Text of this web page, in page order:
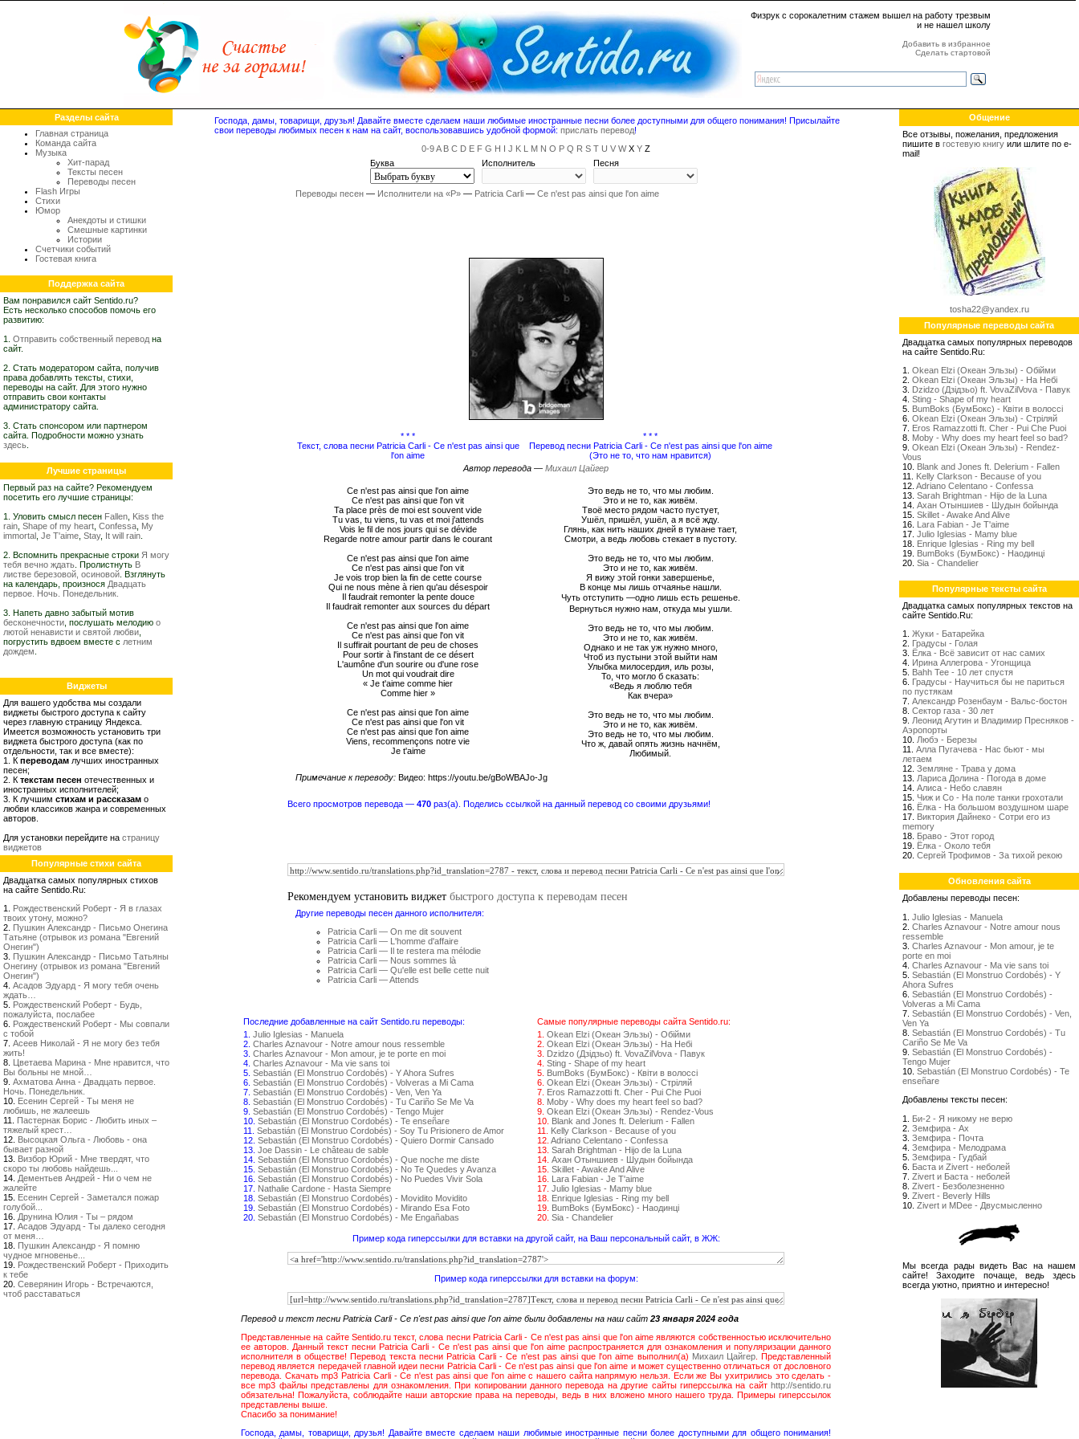
Физрук с сорокалетним стажем вышел на работу трезвым
и не нашел школу
Добавить в избранное
Сделать стартовой
Разделы сайта
Главная страница
Команда сайта
Музыка
Хит-парад
Тексты песен
Переводы песен
Flash Игры
Стихи
Юмор
Анекдоты и стишки
Смешные картинки
Истории
Счетчики событий
Гостевая книга
Поддержка сайта
Вам понравился сайт Sentido.ru?
Есть несколько способов помочь его
развитию:
1. Отправить собственный перевод на
сайт.
2. Стать модератором сайта, получив
права добавлять тексты, стихи,
переводы на сайт. Для этого нужно
отправить свои контакты
администратору сайта.
3. Стать спонсором или партнером
сайта. Подробности можно узнать
здесь
Лучшие страницы
Первый раз на сайте? Рекомендуем
посетить его лучшие страницы:
1. Уловить смысл песен Fallen Kiss the
rain Shape of my heart Confessa My
immortal Je T'aime Stay, It will rain
2. Вспомнить прекрасные строки Я могу
тебя вечно ждать . Пролистнуть В
листве березовой, осиновой . Взглянуть
на календарь, произнося Двадцать
первое. Ночь. Понедельник.
3. Напеть давно забытый мотив
бесконечности , послушать мелодию о
лютой ненависти и святой любви
погрустить вдвоем вместе с летним
дождем
Виджеты
Для вашего удобства мы создали
виджеты быстрого доступа к сайту
через главную страницу Яндекса.
Имеется возможность установить три
виджета быстрого доступа (как по
отдельности, так и все вместе):
1. К переводам лучших иностранных
песен;
2. К текстам песен отечественных и
иностранных исполнителей;
3. К лучшим стихам и рассказам о
любви классиков жанра и современных
авторов.
Для установки перейдите на страницу
виджетов
Популярные стихи сайта
Двадцатка самых популярных стихов
на сайте Sentido.Ru:
1. Рождественский Роберт - Я в глазах
твоих утону, можно?
2. Пушкин Александр - Письмо Онегина
Татьяне (отрывок из романа "Евгений
Онегин")
3. Пушкин Александр - Письмо Татьяны
Онегину (отрывок из романа "Евгений
Онегин")
4. Асадов Эдуард - Я могу тебя очень
ждать…
5. Рождественский Роберт - Будь,
пожалуйста, послабее
6. Рождественский Роберт - Мы совпали
с тобой
7. Асеев Николай - Я не могу без тебя
жить!
8. Цветаева Марина - Мне нравится, что
Вы больны не мной…
9. Ахматова Анна - Двадцать первое.
Ночь. Понедельник.
10. Есенин Сергей - Ты меня не
любишь, не жалеешь
11. Пастернак Борис - Любить иных –
тяжелый крест…
12. Высоцкая Ольга - Любовь - она
бывает разной
13. Визбор Юрий - Мне твердят, что
скоро ты любовь найдешь...
14. Дементьев Андрей - Ни о чем не
жалейте
15. Есенин Сергей - Заметался пожар
голубой...
16. Друнина Юлия - Ты – рядом
17. Асадов Эдуард - Ты далеко сегодня
от меня…
18. Пушкин Александр - Я помню
чудное мгновенье...
19. Рождественский Роберт - Приходить
к тебе
20. Северянин Игорь - Встречаются,
чтоб расставаться
Господа, дамы, товарищи, друзья! Давайте вместе сделаем наши любимые иностранные песни более доступными для общего понимания! Присылайте
свои переводы любимых песен к нам на сайт, воспользовавшись удобной формой: прислать перевод!
0-9A B C D E F G H I J K L M N O P Q R S T U V WX Y Z
Буква
Исполнитель Песня
Переводы песен— Исполнители на «P»— Patricia Carli— Ce n'est pas ainsi que l'on aime
* * *
Текст, слова песни Patricia Carli - Ce n'est pas ainsi que
l'on aime
* * *
Перевод песни Patricia Carli - Ce n'est pas ainsi que l'on aime
(Это не то, что нам нравится)
Автор перевода — Михаил Цайгер
Ce n'est pas ainsi que l'on aime
Ce n'est pas ainsi que l'on vit
Ta place près de moi est souvent vide
Tu vas, tu viens, tu vas et moi j'attends
Vois le fil de nos jours qui se dévide
Regarde notre amour partir dans le courant
Ce n'est pas ainsi que l'on aime
Ce n'est pas ainsi que l'on vit
Je vois trop bien la fin de cette course
Qui ne nous mène à rien qu'au désespoir
Il faudrait remonter la pente douce
Il faudrait remonter aux sources du départ
Ce n'est pas ainsi que l'on aime
Ce n'est pas ainsi que l'on vit
Il suffirait pourtant de peu de choses
Pour sortir à l'instant de ce désert
L'aumône d'un sourire ou d'une rose
Un mot qui voudrait dire
« Je t'aime comme hier
Comme hier »
Ce n'est pas ainsi que l'on aime
Ce n'est pas ainsi que l'on vit
Ce n'est pas ainsi que l'on aime
Viens, recommençons notre vie
Je t'aime
Это ведь не то, что мы любим.
Это и не то, как живём.
Твоё место рядом часто пустует,
Ушёл, пришёл, ушёл, а я всё жду.
Глянь, как нить наших дней в тумане тает,
Смотри, а ведь любовь стекает в пустоту.
Это ведь не то, что мы любим.
Это и не то, как живём.
Я вижу этой гонки завершенье,
В конце мы лишь отчаянье нашли.
Чуть отступить —одно лишь есть решенье.
Вернуться нужно нам, откуда мы ушли.
Это ведь не то, что мы любим.
Это и не то, как живём.
Однако и не так уж нужно много,
Чтоб из пустыни этой выйти нам
Улыбка милосердия, иль розы,
То, что могло б сказать:
«Ведь я люблю тебя
Как вчера»
Это ведь не то, что мы любим.
Это и не то, как живём.
Это ведь не то, что мы любим.
Что ж, давай опять жизнь начнём,
Любимый.
Примечание к переводу:Видео: https://youtu.be/gBoWBAJo-Jg
Всего просмотров перевода — 470 раз(а). Поделись ссылкой на данный перевод со своими друзьями!
Рекомендуем установить виджет быстрого доступа к переводам песен
Другие переводы песен данного исполнителя:
Patricia Carli — On me dit souvent
Patricia Carli — L'homme d'affaire
Patricia Carli — Il te restera ma mélodie
Patricia Carli — Nous sommes là
Patricia Carli — Qu'elle est belle cette nuit
Patricia Carli — Attends
Последние добавленные на сайт Sentido.ru переводы:
Самые популярные переводы сайта Sentido.ru:
1. Julio Iglesias - Manuela
2. Charles Aznavour - Notre amour nous ressemble
3. Charles Aznavour - Mon amour, je te porte en moi
4. Charles Aznavour - Ma vie sans toi
5. Sebastián (El Monstruo Cordobés) - Y Ahora Sufres
6. Sebastián (El Monstruo Cordobés) - Volveras a Mi Cama
7. Sebastián (El Monstruo Cordobés) - Ven, Ven Ya
8. Sebastián (El Monstruo Cordobés) - Tu Cariño Se Me Va
9. Sebastián (El Monstruo Cordobés) - Tengo Mujer
10. Sebastián (El Monstruo Cordobés) - Te enseñare
11. Sebastián (El Monstruo Cordobés) - Soy Tu Prisionero de Amor
12. Sebastián (El Monstruo Cordobés) - Quiero Dormir Cansado
13. Joe Dassin - Le château de sable
14. Sebastián (El Monstruo Cordobés) - Que noche me diste
15. Sebastián (El Monstruo Cordobés) - No Te Quedes y Avanza
16. Sebastián (El Monstruo Cordobés) - No Puedes Vivir Sola
17. Nathalie Cardone - Hasta Siempre
18. Sebastián (El Monstruo Cordobés) - Movidito Movidito
19. Sebastián (El Monstruo Cordobés) - Mirando Esa Foto
20. Sebastián (El Monstruo Cordobés) - Me Engañabas
1. Okean Elzi (Океан Эльзы) - Обійми
2. Okean Elzi (Океан Эльзы) - На Небі
3. Dzidzo (Дзідзьо) ft. VovaZilVova - Павук
4. Sting - Shape of my heart
5. BumBoks (БумБокс) - Квіти в волоссі
6. Okean Elzi (Океан Эльзы) - Стрiляй
7. Eros Ramazzotti ft. Cher - Pui Che Puoi
8. Moby - Why does my heart feel so bad?
9. Okean Elzi (Океан Эльзы) - Rendez-Vous
10. Blank and Jones ft. Delerium - Fallen
11. Kelly Clarkson - Because of you
12. Adriano Celentano - Confessa
13. Sarah Brightman - Hijo de la Luna
14. Ахан Отыншиев - Шудын бойында
15. Skillet - Awake And Alive
16. Lara Fabian - Je T'aime
17. Julio Iglesias - Mamy blue
18. Enrique Iglesias - Ring my bell
19. BumBoks (БумБокс) - Наодинці
20. Sia - Chandelier
Пример кода гиперссылки для вставки на другой сайт, на Ваш персональный сайт, в ЖЖ:
Пример кода гиперссылки для вставки на форум:
Перевод и текст песни Patricia Carli - Ce n'est pas ainsi que l'on aime были добавлены на наш сайт 23 января 2024 года
Представленные на сайте Sentido.ru текст, слова песни Patricia Carli - Ce n'est pas ainsi que l'on aime являются собственностью исключительно
ее авторов. Данный текст песни Patricia Carli - Ce n'est pas ainsi que l'on aime распространяется для ознакомления и популяризации данного
исполнителя в обществе! Перевод текста песни Patricia Carli - Ce n'est pas ainsi que l'on aime выполнил(а) Михаил Цайгер. Представленный
перевод является передачей главной идеи песни Patricia Carli - Ce n'est pas ainsi que l'on aime и может существенно отличаться от дословного
перевода. Скачать mp3 Patricia Carli - Ce n'est pas ainsi que l'on aime с нашего сайта напрямую нельзя. Если же Вы ухитрились это сделать -
все mp3 файлы представлены для ознакомления. При копировании данного перевода на другие сайты гиперссылка на сайт http://sentido.ru
обязательна! Пожалуйста, соблюдайте наши авторские права на переводы, ведь в них вложено много нашего труда. Примеры гиперссылок
представлены выше.
Спасибо за понимание!
Господа, дамы, товарищи, друзья! Давайте вместе сделаем наши любимые иностранные песни более доступными для общего понимания!
Общение
Все отзывы, пожелания, предложения
пишите в гостевую книгу или шлите по e-
mail!
tosha22@yandex.ru
Популярные переводы сайта
Двадцатка самых популярных переводов
на сайте Sentido.Ru:
1. Okean Elzi (Океан Эльзы) - Обійми
2. Okean Elzi (Океан Эльзы) - На Небі
3. Dzidzo (Дзідзьо) ft. VovaZilVova - Павук
4. Sting - Shape of my heart
5. BumBoks (БумБокс) - Квіти в волоссі
6. Okean Elzi (Океан Эльзы) - Стрiляй
7. Eros Ramazzotti ft. Cher - Pui Che Puoi
8. Moby - Why does my heart feel so bad?
9. Okean Elzi (Океан Эльзы) - Rendez-
Vous
10. Blank and Jones ft. Delerium - Fallen
11. Kelly Clarkson - Because of you
12. Adriano Celentano - Confessa
13. Sarah Brightman - Hijo de la Luna
14. Ахан Отыншиев - Шудын бойында
15. Skillet - Awake And Alive
16. Lara Fabian - Je T'aime
17. Julio Iglesias - Mamy blue
18. Enrique Iglesias - Ring my bell
19. BumBoks (БумБокс) - Наодинці
20. Sia - Chandelier
Популярные тексты сайта
Двадцатка самых популярных текстов на
сайте Sentido.Ru:
1. Жуки - Батарейка
2. Градусы - Голая
3. Ёлка - Всё зависит от нас самих
4. Ирина Аллегрова - Угонщица
5. Bahh Tee - 10 лет спустя
6. Градусы - Научиться бы не париться
по пустякам
7. Александр Розенбаум - Вальс-бостон
8. Сектор газа - 30 лет
9. Леонид Агутин и Владимир Пресняков -
Аэропорты
10. Любэ - Березы
11. Алла Пугачева - Нас бьют - мы
летаем
12. Земляне - Трава у дома
13. Лариса Долина - Погода в доме
14. Алиса - Небо славян
15. Чиж и Со - На поле танки грохотали
16. Ёлка - На большом воздушном шаре
17. Виктория Дайнеко - Сотри его из
memory
18. Браво - Этот город
19. Ёлка - Около тебя
20. Сергей Трофимов - За тихой рекою
Обновления сайта
Добавлены переводы песен:
1. Julio Iglesias - Manuela
2. Charles Aznavour - Notre amour nous
ressemble
3. Charles Aznavour - Mon amour, je te
porte en moi
4. Charles Aznavour - Ma vie sans toi
5. Sebastián (El Monstruo Cordobés) - Y
Ahora Sufres
6. Sebastián (El Monstruo Cordobés) -
Volveras a Mi Cama
7. Sebastián (El Monstruo Cordobés) - Ven,
Ven Ya
8. Sebastián (El Monstruo Cordobés) - Tu
Cariño Se Me Va
9. Sebastián (El Monstruo Cordobés) -
Tengo Mujer
10. Sebastián (El Monstruo Cordobés) - Te
enseñare
Добавлены тексты песен:
1. Би-2 - Я никому не верю
2. Земфира - Ах
3. Земфира - Почта
4. Земфира - Мелодрама
5. Земфира - Гудбай
6. Баста и Zivert - неболей
7. Zivert и Баста - неболей
8. Zivert - Безболезненно
9. Zivert - Beverly Hills
10. Zivert и MDee - Двусмысленно
Мы всегда рады видеть Вас на нашем
сайте! Заходите почаще, ведь здесь
всегда уютно, приятно и интересно!